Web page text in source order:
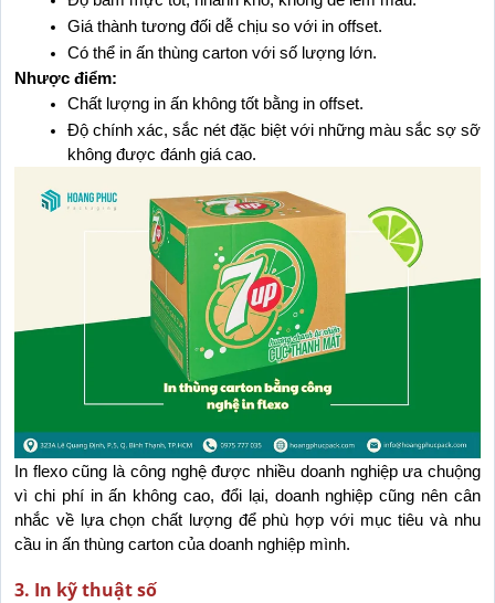
Giá thành tương đối dễ chịu so với in offset.
Có thể in ấn thùng carton với số lượng lớn.
Nhược điểm:
Chất lượng in ấn không tốt bằng in offset.
Độ chính xác, sắc nét đặc biệt với những màu sắc sợ sỡ
không được đánh giá cao.
In flexo cũng là công nghệ được nhiều doanh nghiệp ưa chuộng
vì chi phí in ấn không cao, đổi lại, doanh nghiệp cũng nên cân
nhắc về lựa chọn chất lượng để phù hợp với mục tiêu và nhu
cầu in ấn thùng carton của doanh nghiệp mình.
3. In kỹ thuật số